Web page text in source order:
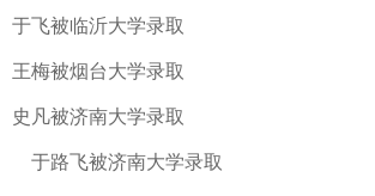
于飞被临沂大学录取
王梅被烟台大学录取
史凡被济南大学录取
于路飞被济南大学录取